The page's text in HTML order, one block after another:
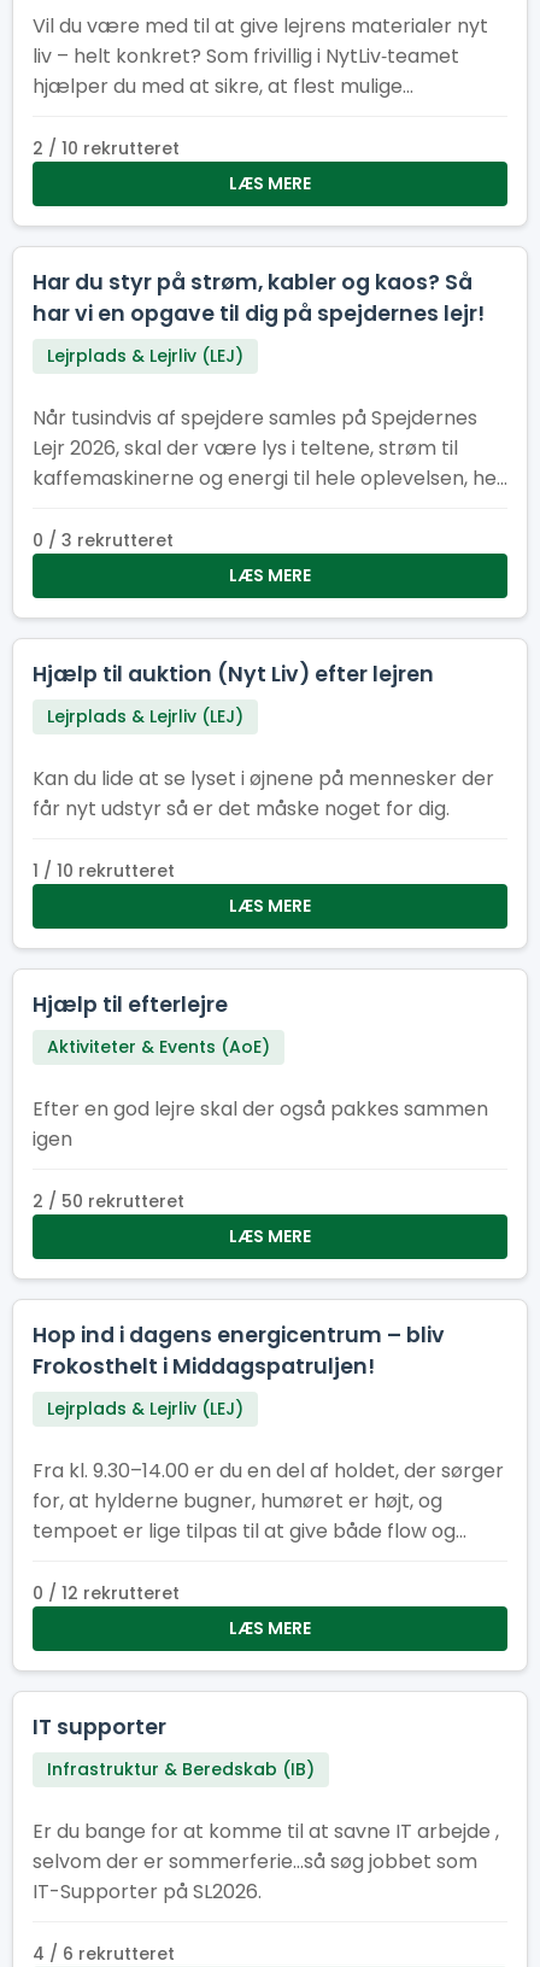
Vil du være med til at give lejrens materialer nyt
liv – helt konkret? Som frivillig i NytLiv‑teamet
hjælper du med at sikre, at flest mulige
genbrugt i stedet for kasseret.
2 / 10 rekrutteret
LÆS MERE
Har du styr på strøm, kabler og kaos? Så
har vi en opgave til dig på spejdernes lejr!
Lejrplads & Lejrliv (LEJ)
Når tusindvis af spejdere samles på Spejdernes
Lejr 2026, skal der være lys i teltene, strøm til
kaffemaskinerne og energi til hele oplevelsen, her
0 / 3 rekrutteret
LÆS MERE
Hjælp til auktion (Nyt Liv) efter lejren
Lejrplads & Lejrliv (LEJ)
Kan du lide at se lyset i øjnene på mennesker der
får nyt udstyr så er det måske noget for dig.
1 / 10 rekrutteret
LÆS MERE
Hjælp til efterlejre
Aktiviteter & Events (AoE)
Efter en god lejre skal der også pakkes sammen
igen
2 / 50 rekrutteret
LÆS MERE
Hop ind i dagens energicentrum – bliv
Frokosthelt i Middagspatruljen!
Lejrplads & Lejrliv (LEJ)
Fra kl. 9.30–14.00 er du en del af holdet, der sørger
for, at hylderne bugner, humøret er højt, og
tempoet er lige tilpas til at give både flow og
hjerte – og du gør det sammen med andre, der
også elsker at være dér, hvor der sker noget.
Kom og vær med! Her er der plads til smil,
Super! Fortæl os gerne hvilke, når du søger – så
ved vi, hvem vi skal sende af sted til internationale
motto er: ”Vi giver energien – I lever eventyret!”
0 / 12 rekrutteret
LÆS MERE
IT supporter
Infrastruktur & Beredskab (IB)
Er du bange for at komme til at savne IT arbejde ,
selvom der er sommerferie...så søg jobbet som
IT-Supporter på SL2026.
4 / 6 rekrutteret